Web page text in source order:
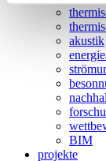
akustik
BIM
projekte